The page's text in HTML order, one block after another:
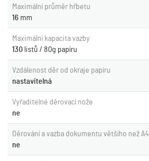
Maximální průměr hřbetu
16 mm
Maximální kapacita vazby
130 listů / 80g papíru
Vzdálenost děr od okraje papíru
nastavitelná
Vyřaditelné děrovací nože
ne
Děrování a vazba dokumentu většího než A4
ne